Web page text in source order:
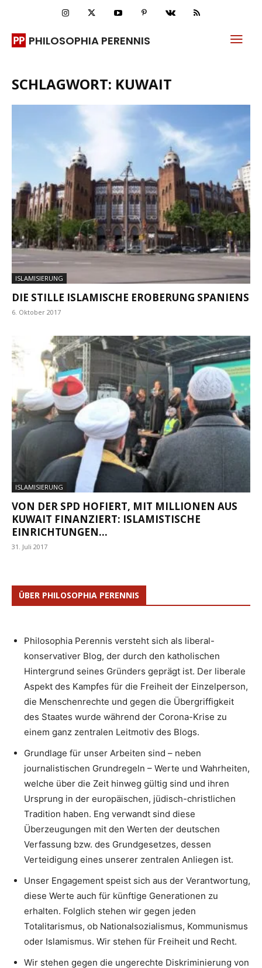
PHILOSOPHIA PERENNIS
SCHLAGWORT: KUWAIT
ISLAMISIERUNG
DIE STILLE ISLAMISCHE EROBERUNG SPANIENS
6. Oktober 2017
ISLAMISIERUNG
VON DER SPD HOFIERT, MIT MILLIONEN AUS
KUWAIT FINANZIERT: ISLAMISTISCHE
EINRICHTUNGEN...
31. Juli 2017
ÜBER PHILOSOPHIA PERENNIS
Philosophia Perennis versteht sich als liberal-
konservativer Blog, der durch den katholischen
Hintergrund seines Gründers geprägt ist. Der liberale
Aspekt des Kampfes für die Freiheit der Einzelperson,
die Menschenrechte und gegen die Übergriffigkeit
des Staates wurde während der Corona-Krise zu
einem ganz zentralen Leitmotiv des Blogs.
Grundlage für unser Arbeiten sind – neben
journalistischen Grundregeln – Werte und Wahrheiten,
welche über die Zeit hinweg gültig sind und ihren
Ursprung in der europäischen, jüdisch-christlichen
Tradition haben. Eng verwandt sind diese
Überzeugungen mit den Werten der deutschen
Verfassung bzw. des Grundgesetzes, dessen
Verteidigung eines unserer zentralen Anliegen ist.
Unser Engagement speist sich aus der Verantwortung,
diese Werte auch für künftige Generationen zu
erhalten. Folglich stehen wir gegen jeden
Totalitarismus, ob Nationalsozialismus, Kommunismus
oder Islamismus. Wir stehen für Freiheit und Recht.
Wir stehen gegen die ungerechte Diskriminierung von